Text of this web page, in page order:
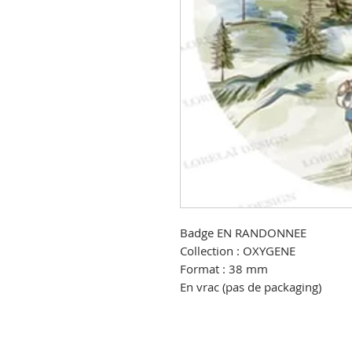
Badge EN RANDONNEE
Collection : OXYGENE
Format : 38 mm
En vrac (pas de packaging)